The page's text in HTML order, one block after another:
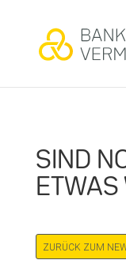
SIND
ETWAS
ZURÜCK ZUM